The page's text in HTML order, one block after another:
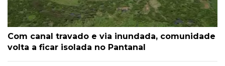
Com canal travado e via inundada, comunidade
volta a ficar isolada no Pantanal